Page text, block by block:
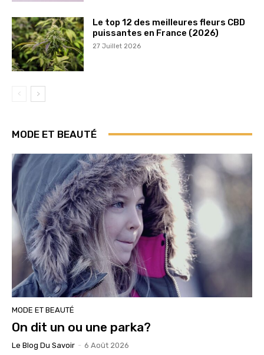
Le top 12 des meilleures fleurs CBD
puissantes en France (2026)
27 Juillet 2026
MODE ET BEAUTÉ
MODE ET BEAUTÉ
On dit un ou une parka?
Le Blog Du Savoir - 6 Août 2026